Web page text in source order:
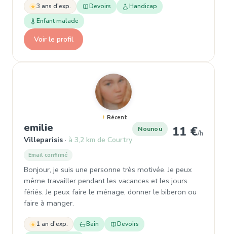
3 ans d'exp. Devoirs
Handicap
Enfant malade
Voir le profil
Récent
emilie , Nounou à Villeparisis
Villeparisis à 3,2 km de Courtry
Nounou 11 €/h
Email confirmé
Bonjour, je suis une personne très motivée. Je peux
même travailler pendant les vacances et les jours
fériés. Je peux faire le ménage, donner le biberon ou
faire à manger.
1 an d'exp. Bain
Devoirs